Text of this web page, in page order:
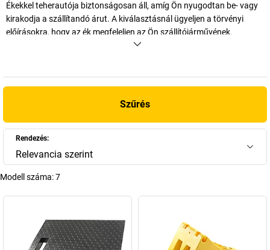
Ékekkel teherautója biztonságosan áll, amíg Ön nyugodtan be- vagy
kirakodja a szállítandó árut. A kiválasztásnál ügyeljen a törvényi
előírásokra, hogy az ék megfeleljen az Ön szállítójárművének.
Szűrés
Rendezés:
Relevancia szerint
Modell száma:7